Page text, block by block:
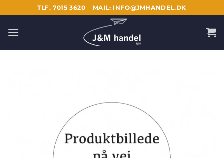
til
indhold
TLF. 7015 3620 MAIL: INFO@JMHANDEL.DK